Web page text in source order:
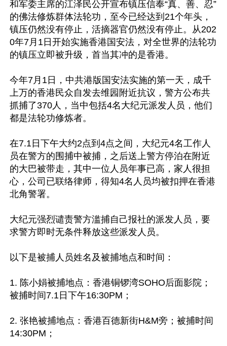
和军委主席的江泽民公开宣布镇压信奉“真、善、忍”
的佛法修炼群体法轮功，至今已经达到21个年头，
镇压仍然没有停止，活摘器官仍然没有停止。从202
0年7月1日开始实施香港国安法，对全世界的法轮功
的镇压立即被升级，首当其冲的是香港。
今年7月1日，中共港版国安法实施的第一天，成千
上万的香港民众自发去维园附近抗议，警方公布共
抓捕了370人，当中包括4名大纪元派发人员，他们
都是法轮功修炼者。
在7.1日下午大约2点到4点之间，大纪元4名工作人
员在警方的围捕中被捕，之后送上警方停泊在附近
的大巴被带走，其中一位人员年事已高，家人很担
心，公司已联络律师，得知4名人员均被扣押在香港
北角警署。
大纪元强烈谴责警方滥捕自己报社的派发人员，要
求警方即时无条件释放这些派发人员。
以下是被捕人员姓名及被捕地点和时间：
1. 陈小娟被捕地点：香港铜锣湾SOHO后面影院；
被捕时间7.1日下午16:30PM；
2. 张艳被捕地点：香港百德新街H&M旁；被捕时间
14:30PM；